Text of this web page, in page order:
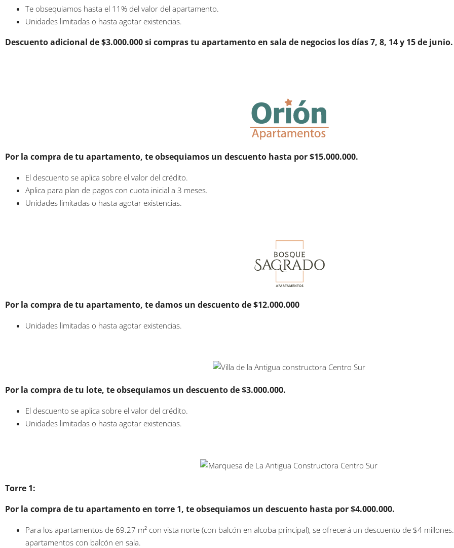
Te obsequiamos hasta el 11% del valor del apartamento.
Unidades limitadas o hasta agotar existencias.
Descuento adicional de $3.000.000 si compras tu apartamento en sala de negocios los días 7, 8, 14 y 15 de junio.
Por la compra de tu apartamento, te obsequiamos un descuento hasta por $15.000.000.
El descuento se aplica sobre el valor del crédito.
Aplica para plan de pagos con cuota inicial a 3 meses.
Unidades limitadas o hasta agotar existencias.
Por la compra de tu apartamento, te damos un descuento de $12.000.000
Unidades limitadas o hasta agotar existencias.
Por la compra de tu lote, te obsequiamos un descuento de $3.000.000.
El descuento se aplica sobre el valor del crédito.
Unidades limitadas o hasta agotar existencias.
Torre 1:
Por la compra de tu apartamento en torre 1, te obsequiamos un descuento hasta por $4.000.000.
Para los apartamentos de 69.27 m² con vista norte (con balcón en alcoba principal), se ofrecerá un descuento de $4
apartamentos con balcón en sala.